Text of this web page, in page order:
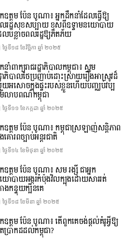
ឧត្តម ប៉ែន បូណា៖ អ្នកដឹកនាំដែលធ្វើឱ្យ
រដ្ឋសុខសប្បាយ ខុសពីឧទ្ទាមនយោបាយ
លបន្លាចពលរដ្ឋឱ្យភិតភ័យ
ថ្ងៃទី១៨ ខែ​វិច្ឆិកា ឆ្នាំ ២០២៥
នាំពាក្យរាជរដ្ឋាភិបាលកម្ពុជា៖ សូម
ឋាភិបាលថៃប្រញាប់ដោះស្រាយរឿងអាស្រូវដ៏
យអសោចក្នុងផ្ទះរបស់ខ្លួនហើយបញ្ឈប់វប្ប
លាបពណ៌កម្ពុជា
ថ្ងៃទី១១ ខែ​កក្កដា ឆ្នាំ ២០២៥
ឧត្តម ប៉ែន បូណា៖ កម្ពុជាស្រឡាញ់សន្តិភាព
គោរពច្បាប់អន្តរជាតិ
ថ្ងៃទី១៤ ខែ​មិថុនា ឆ្នាំ ២០២៥
ឧត្តម ប៉ែន បូណា៖ សម រង្ស៊ី ជាអ្នក
ោបាយអង្ករកំប៉ុងវិលក្បុងដោយសាររត់
ងកន្ទុយក្បិនគេ
ថ្ងៃទី១៨ ខែ​មីនា ឆ្នាំ ២០២៥
ឧត្តម ប៉ែន បូណា៖ តើពួកគេចង់ផ្តល់គំរូអ្វីឱ្យ
ប្រាកដដល់កម្ពុជា?